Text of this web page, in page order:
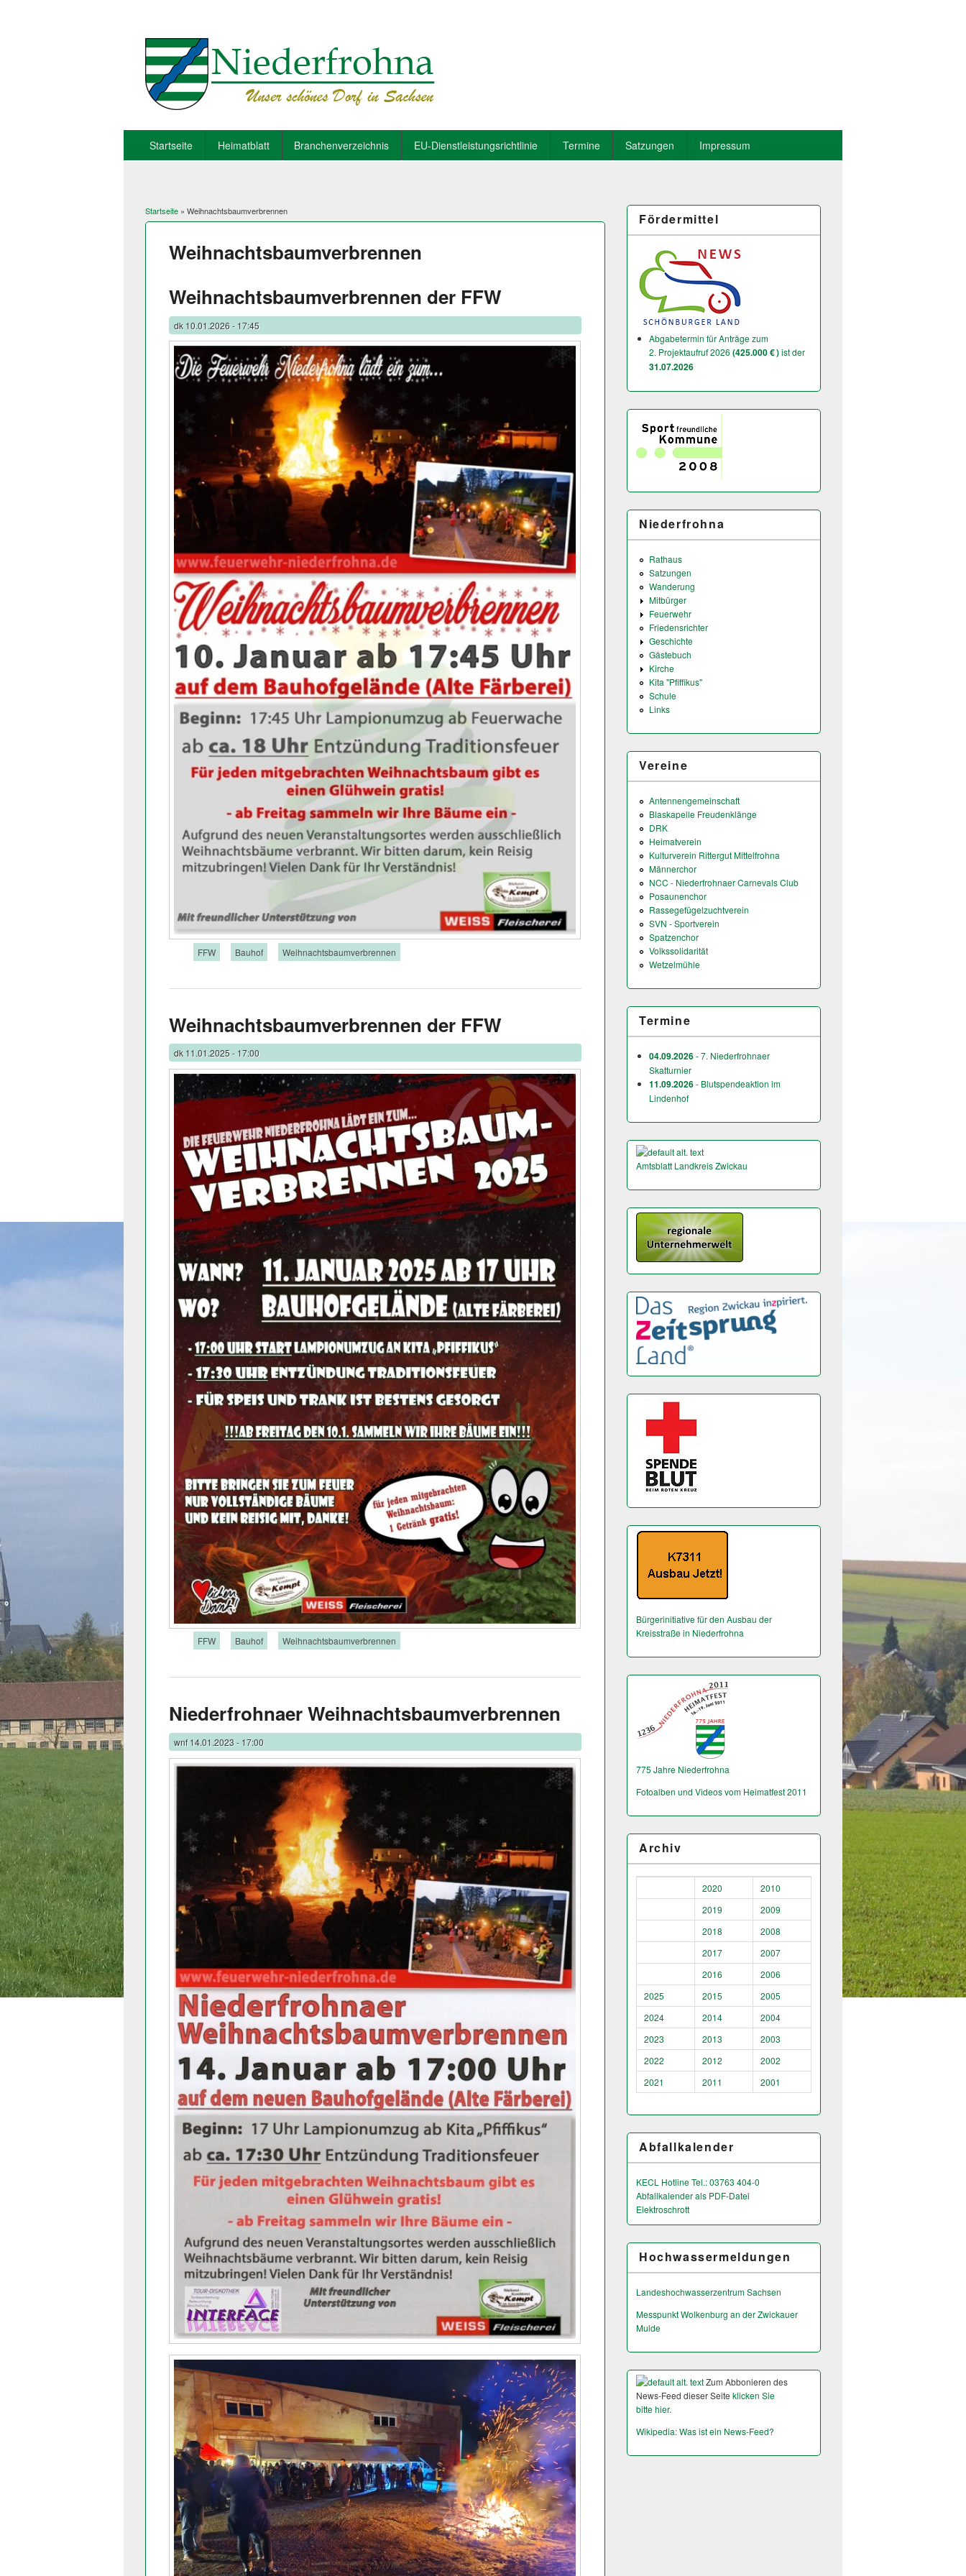
Startseite Heimatblatt Branchenverzeichnis EU-Dienstleistungsrichtlinie Termine Satzungen Impressum
Sie sind hier
Startseite » Weihnachtsbaumverbrennen
Weihnachtsbaumverbrennen
Weihnachtsbaumverbrennen der FFW
dk 10.01.2026 - 17:45
FFW Bauhof Weihnachtsbaumverbrennen
Weihnachtsbaumverbrennen der FFW
dk 11.01.2025 - 17:00
FFW Bauhof Weihnachtsbaumverbrennen
Niederfrohnaer Weihnachtsbaumverbrennen
wnf14.01.2023 - 17:00
Fördermittel
Abgabetermin für Anträge zum
2. Projektaufruf 2026 (425.000 € )ist der
31.07.2026
Niederfrohna
Rathaus
Satzungen
Wanderung
Mitbürger
Feuerwehr
Friedensrichter
Geschichte
Gästebuch
Kirche
Kita "Pfiffikus"
Schule
Links
Vereine
Antennengemeinschaft
Blaskapelle Freudenklänge
DRK
Heimatverein
Kulturverein Rittergut Mittelfrohna
Männerchor
NCC - Niederfrohnaer Carnevals Club
Posaunenchor
Rassegefügelzuchtverein
SVN - Sportverein
Spatzenchor
Volkssolidarität
Wetzelmühle
Termine
04.09.2026- 7. Niederfrohnaer
Skatturnier
11.09.2026- Blutspendeaktion im
Lindenhof
Amtsblatt Landkreis Zwickau
Bürgerinitiative für den Ausbau der
Kreisstraße in Niederfrohna
775 Jahre Niederfrohna
Fotoalben und Videos vom Heimatfest 2011
Archiv
2020
2010
2019
2009
2018
2008
2017
2007
2016
2006
2025
2015
2005
2024
2014
2004
2023
2013
2003
2022
2012
2002
2021
2011 2001
Abfallkalender
KECL Hotline Tel.: 03763 404-0
Abfallkalender als PDF-Datei
Elektroschrott
Hochwassermeldungen
Landeshochwas­serzentrum Sachsen
Messpunkt Wolkenburg an der Zwickauer
Mulde
Zum Abbonieren des
News-Feed dieser Seite klicken Sie
bitte hier.
Wikipedia: Was ist ein News-Feed?